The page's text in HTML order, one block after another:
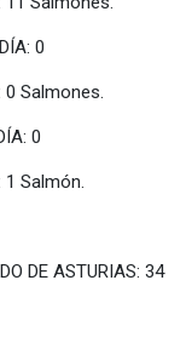
0
0
DE ASTURIAS: 34